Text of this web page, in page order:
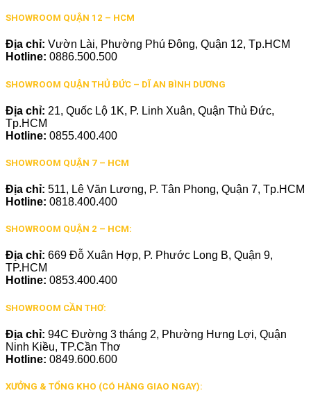
SHOWROOM QUẬN 12 – HCM
Địa chỉ: Vườn Lài, Phường Phú Đông, Quận 12, Tp.HCM
Hotline: 0886.500.500
SHOWROOM QUẬN THỦ ĐỨC – DĨ AN BÌNH DƯƠNG
Địa chỉ: 21, Quốc Lộ 1K, P. Linh Xuân, Quận Thủ Đức,
Tp.HCM
Hotline: 0855.400.400
SHOWROOM QUẬN 7 – HCM
Địa chỉ: 511, Lê Văn Lương, P. Tân Phong, Quận 7, Tp.HCM
Hotline: 0818.400.400
SHOWROOM QUẬN 2 – HCM:
Địa chỉ: 669 Đỗ Xuân Hợp, P. Phước Long B, Quận 9,
TP.HCM
Hotline: 0853.400.400
SHOWROOM CẦN THƠ:
Địa chỉ: 94C Đường 3 tháng 2, Phường Hưng Lợi, Quận
Ninh Kiều, TP.Cần Thơ
Hotline: 0849.600.600
XƯỞNG & TỔNG KHO (CÓ HÀNG GIAO NGAY):